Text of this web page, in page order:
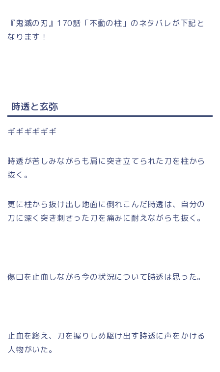
『鬼滅の刃』170話「不動の柱」のネタバレが下記と
なります！
時透と玄弥
ギギギギギギ
時透が苦しみながらも肩に突き立てられた刀を柱から
抜く。
更に柱から抜け出し地面に倒れこんだ時透は、自分の
刀に深く突き刺さった刀を痛みに耐えながらも抜く。
傷口を止血しながら今の状況について時透は思った。
止血を終え、刀を握りしめ駆け出す時透に声をかける
人物がいた。